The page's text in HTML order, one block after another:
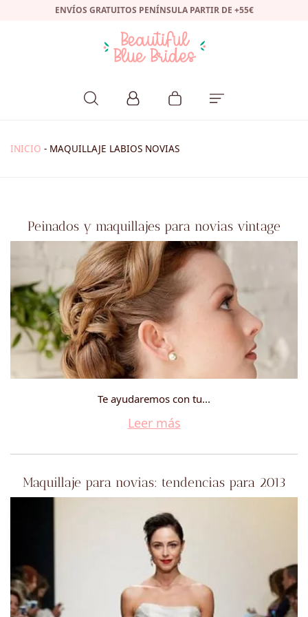
ENVÍOS GRATUITOS PENÍNSULA PARTIR DE +55€
INICIO - MAQUILLAJE LABIOS NOVIAS
Peinados y maquillajes para novias vintage
Te ayudaremos con tu...
Leer más
Maquillaje para novias: tendencias para 2013